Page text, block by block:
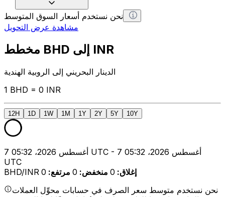
نحن نستخدم أسعار السوق المتوسط
مشاهدة عرض التحويل
مخطط BHD إلى INR
الدينار البحريني إلى الروبية الهندية
1 BHD = 0 INR
12H 1D 1W 1M 1Y 2Y 5Y 10Y
7 أغسطس 2026، 05:32 UTC - 7 أغسطس 2026، 05:32
UTC
BHD/INR
إغلاق:
0 منخفض:
0 مرتفع:
0
نحن نستخدم متوسط سعر الصرف في حسابات محوِّل العملات